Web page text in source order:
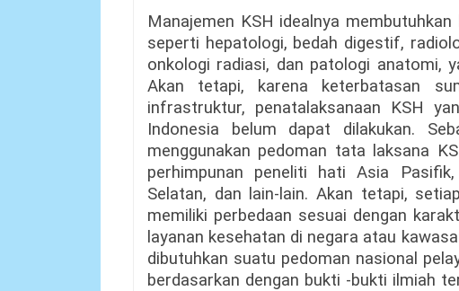
Manajemen KSH idealnya
seperti hepatologi, bedah digestif,
onkologi radiasi, dan patologi anatomi,
Akan tetapi, karena keterbatasan
infrastruktur, penatalaksanaan KSH
Indonesia belum dapat dilakukan.
menggunakan pedoman tata laksana
perhimpunan peneliti hati Asia
Selatan, dan lain-lain. Akan tetapi,
memiliki perbedaan sesuai dengan
layanan kesehatan di negara atau
dibutuhkan suatu pedoman nasional
berdasarkan dengan bukti -bukti ilmiah